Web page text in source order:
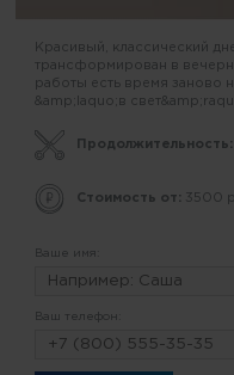
Красивый, классический
трансформирован в
работы есть время заново
&amp;laquo;в
Продолжительность:
Стоимость от: 3500
Ваше имя:
Ваш телефон: